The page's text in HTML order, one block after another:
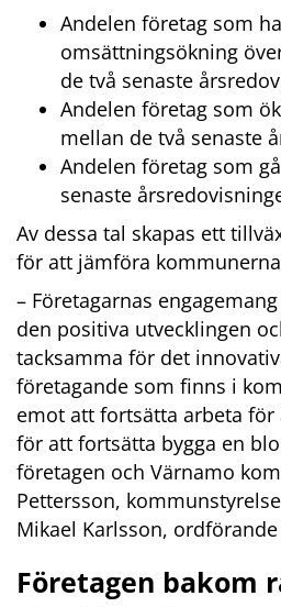
Andelen företag som
omsättningsökning
de två senaste
Andelen företag som
mellan de två senaste
Andelen företag som
senaste
Av dessa tal skapas ett
för att jämföra
– Företagarnas
den positiva utvecklingen
tacksamma för det
företagande som finns i
emot att fortsätta arbeta för
för att fortsätta bygga en
företagen och Värnamo
Pettersson,
Mikael Karlsson,
Företagen bakom